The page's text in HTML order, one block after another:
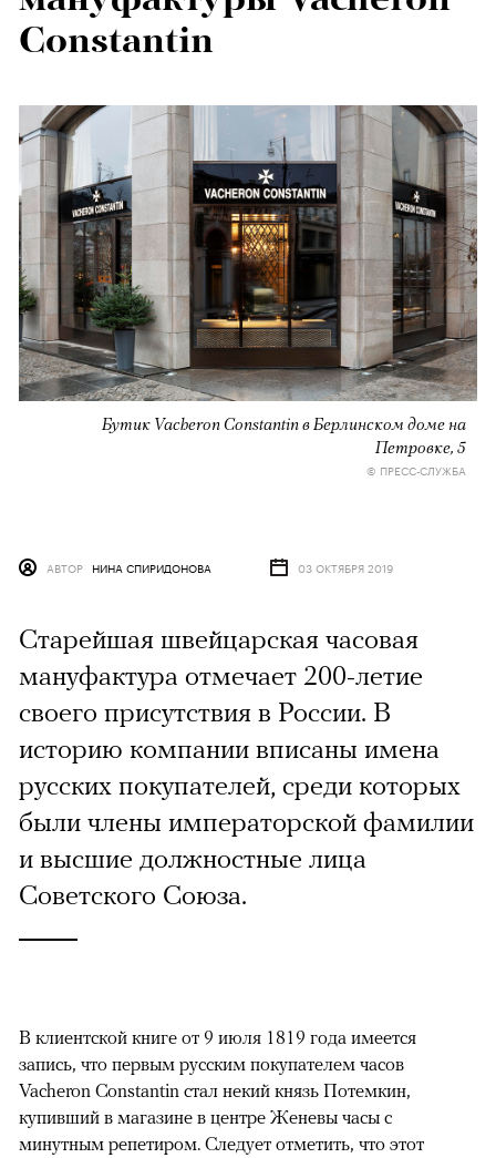
Constantin
Бутик Vacheron Constantin в Берлинском доме на
Петровке, 5
© ПРЕСС-СЛУЖБА
АВТОР НИНА СПИРИДОНОВА 03 ОКТЯБРЯ 2019
Старейшая швейцарская часовая
мануфактура отмечает 200-летие
своего присутствия в России. В
историю компании вписаны имена
русских покупателей, среди которых
были члены императорской фамилии
и высшие должностные лица
Советского Союза.
В клиентской книге от 9 июля 1819 года имеется
запись, что первым русским покупателем часов
Vacheron Constantin стал некий князь Потемкин,
купивший в магазине в центре Женевы часы с
минутным репетиром. Следует отметить, что этот